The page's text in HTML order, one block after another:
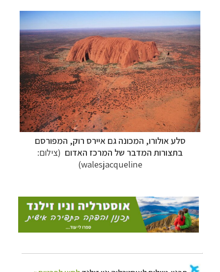
סלע אולורו, המכונה גם איירס רוק, המפורסם
בתצורות המדבר של המרכז האדום (צילום:
walesjacqueline)
תכנוןטיולים לאוסטרליה וניו זילנדלחצו לפרטים »
תכנוןטיולים למזרח הרחוקלחצו לרשימת היעדים »
תכנוןטיולים לפולינזיה הצרפתיתלחצו לפרטים »